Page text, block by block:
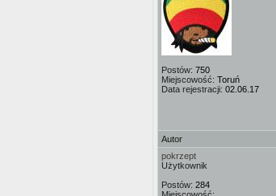
Postów: 750
Miejscowość: Toruń
Data rejestracji: 02.06.17
Autor
pokrzept
Użytkownik
Postów: 284